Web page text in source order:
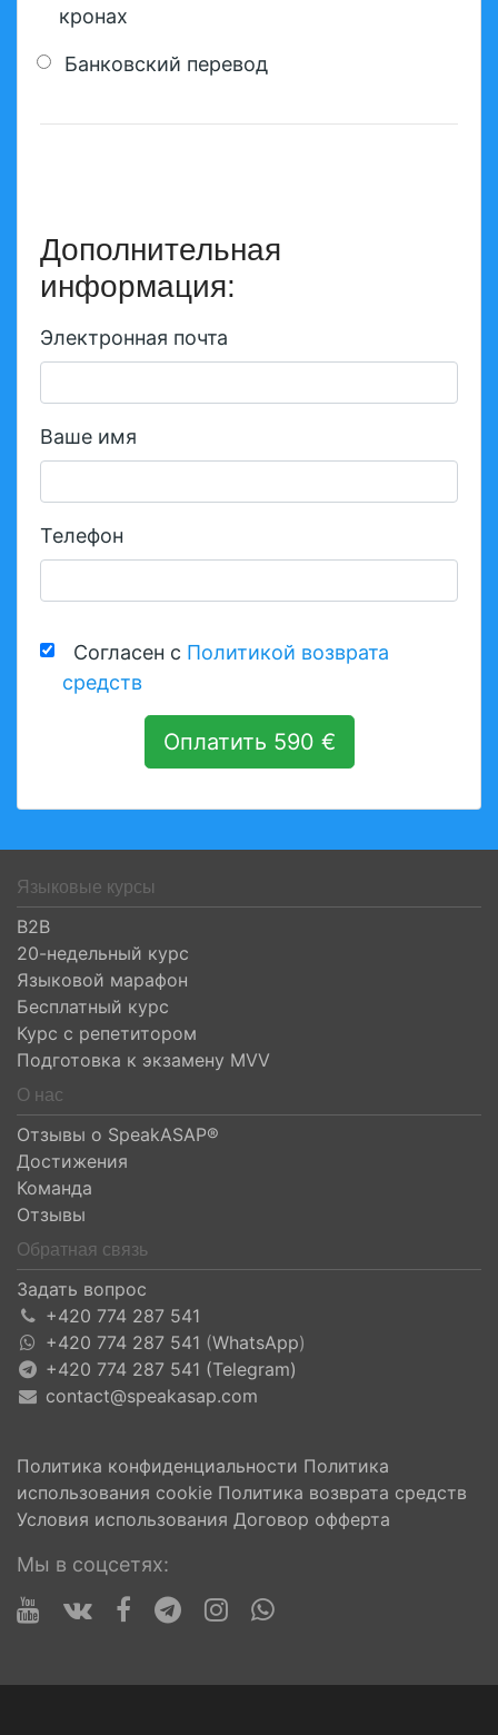
кронах
Банковский перевод
Дополнительная
информация:
Электронная почта
Ваше имя
Телефон
Согласен с Политикой возврата
средств
Оплатить 590 €
Языковые курсы
B2B
20-недельный курс
Языковой марафон
Бесплатный курс
Курс с репетитором
Подготовка к экзамену MVV
О нас
Отзывы о SpeakASAP®
Достижения
Команда
Отзывы
Обратная связь
Задать вопрос
+420 774 287 541
+420 774 287 541 (WhatsApp)
+420 774 287 541 (Telegram)
contact@speakasap.com
Политика конфиденциальности Политика
использования cookie Политика возврата средств
Условия использования Договор офферта
Мы в соцсетях: